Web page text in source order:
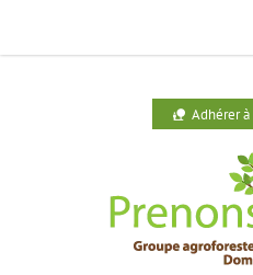
nature_people Adhérer